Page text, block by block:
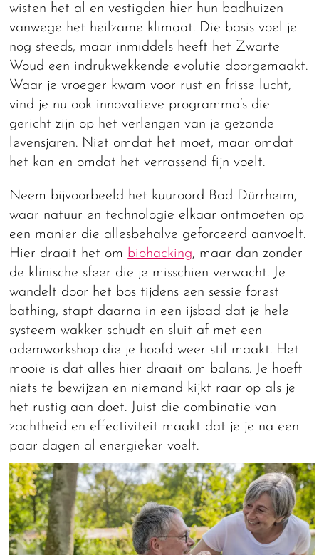
wisten het al en vestigden hier hun badhuizen
vanwege het heilzame klimaat. Die basis voel je
nog steeds, maar inmiddels heeft het Zwarte
Woud een indrukwekkende evolutie doorgemaakt.
Waar je vroeger kwam voor rust en frisse lucht,
vind je nu ook innovatieve programma’s die
gericht zijn op het verlengen van je gezonde
levensjaren. Niet omdat het moet, maar omdat
het kan en omdat het verrassend fijn voelt.
Neem bijvoorbeeld het kuuroord Bad Dürrheim,
waar natuur en technologie elkaar ontmoeten op
een manier die allesbehalve geforceerd aanvoelt.
Hier draait het om biohacking, maar dan zonder
de klinische sfeer die je misschien verwacht. Je
wandelt door het bos tijdens een sessie forest
bathing, stapt daarna in een ijsbad dat je hele
systeem wakker schudt en sluit af met een
ademworkshop die je hoofd weer stil maakt. Het
mooie is dat alles hier draait om balans. Je hoeft
niets te bewijzen en niemand kijkt raar op als je
het rustig aan doet. Juist die combinatie van
zachtheid en effectiviteit maakt dat je je na een
paar dagen al energieker voelt.